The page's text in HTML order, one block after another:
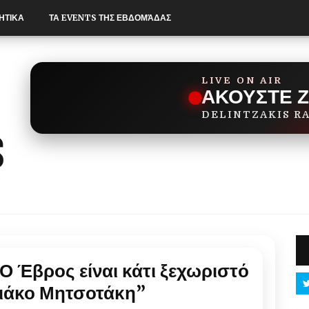
LIVE ON AIR
ΑΚΟΥΣΤΕ
DELINTZAKIS
ΤΑ EVENTS ΤΗΣ ΕΒΔΟΜΆΔΑΣ
είναι κάτι ξεχωριστό
Μητσοτάκη”